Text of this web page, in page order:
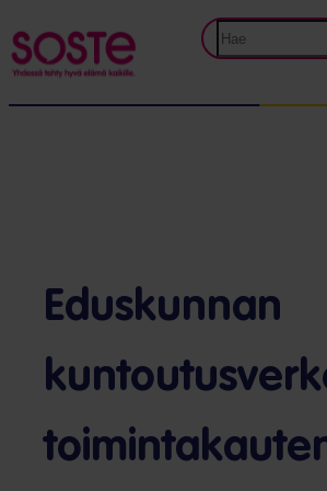
Etsi
Eduskunnan